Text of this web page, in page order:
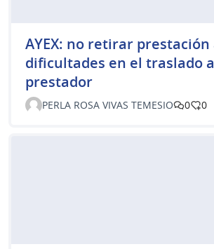
AYEX: no retirar
dificultades en el traslado
prestador
PERLA ROSA VIVAS TEMESIO 0 0